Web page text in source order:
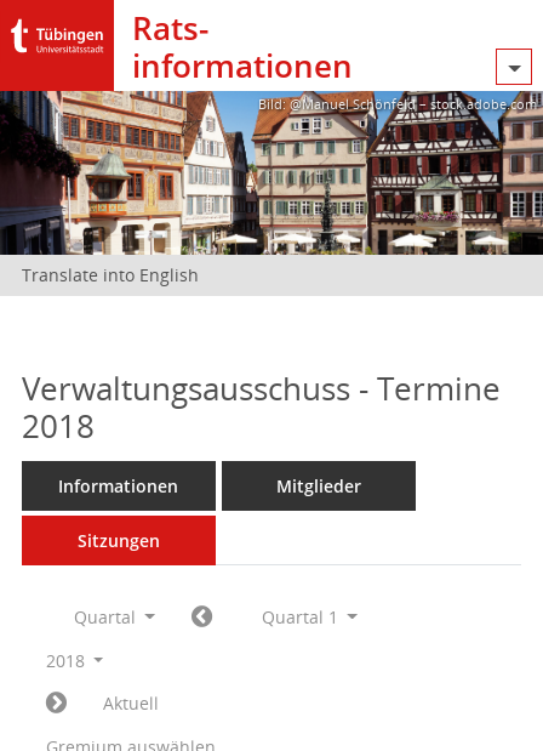
Rats­
informationen
Bild: @Manuel Schönfeld – stock.adobe.com
Translate into English
Verwaltungsausschuss - Termine
2018
Informationen Mitglieder
Sitzungen
Quartal
Quartal 1
2018
Aktuell
Gremium auswählen